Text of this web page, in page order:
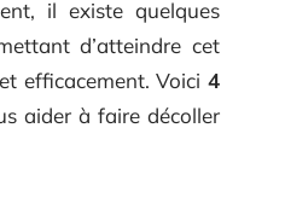
il existe quelques
d’atteindre cet
efficacement. Voici 4
aider à faire décoller